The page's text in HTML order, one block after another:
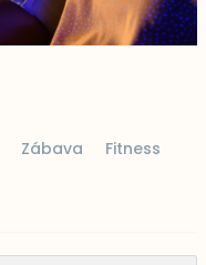
Zábava Fitness